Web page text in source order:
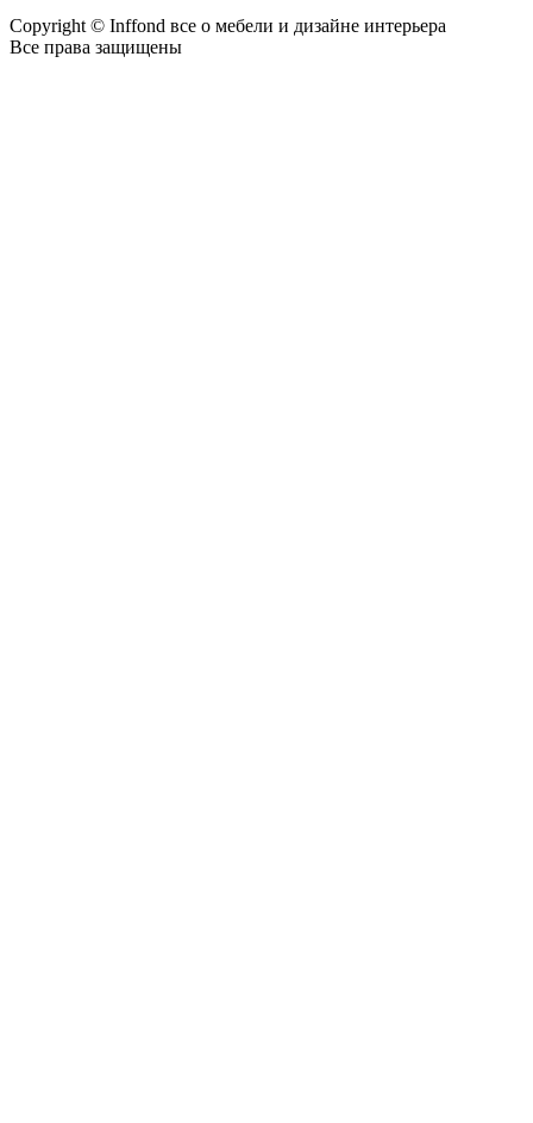
Copyright © Inffond все о мебели и дизайне интерьера
Все права защищены